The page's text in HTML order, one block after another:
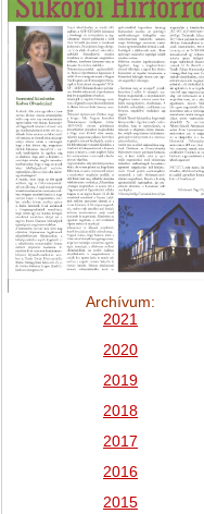
Archívum:
2021
2020
2019
2018
2017
2016
2015